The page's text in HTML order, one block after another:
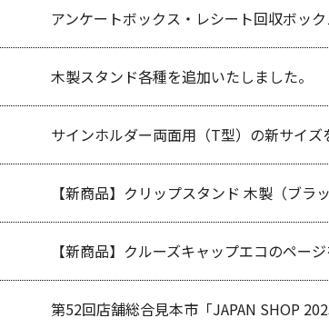
アンケートボックス・レシート回収ボッ
木製スタンド各種を追加いたしました。
サインホルダー両面用（T型）の新サイ
【新商品】クリップスタンド 木製（ブ
【新商品】クルーズキャップエコのペー
第52回店舗総合見本市「JAPAN SHOP